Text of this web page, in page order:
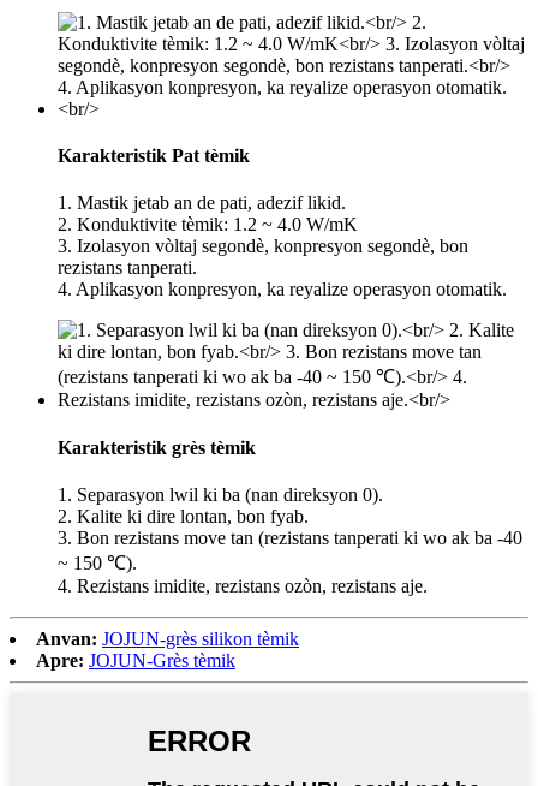
Karakteristik Pat tèmik
1. Mastik jetab an de pati, adezif likid.
2. Konduktivite tèmik: 1.2 ~ 4.0 W/mK
3. Izolasyon vòltaj segondè, konpresyon segondè, bon
rezistans tanperati.
4. Aplikasyon konpresyon, ka reyalize operasyon otomatik.
Karakteristik grès tèmik
1. Separasyon lwil ki ba (nan direksyon 0).
2. Kalite ki dire lontan, bon fyab.
3. Bon rezistans move tan (rezistans tanperati ki wo ak ba -40
~ 150 ℃).
4. Rezistans imidite, rezistans ozòn, rezistans aje.
Anvan: JOJUN-grès silikon tèmik
Apre: JOJUN-Grès tèmik